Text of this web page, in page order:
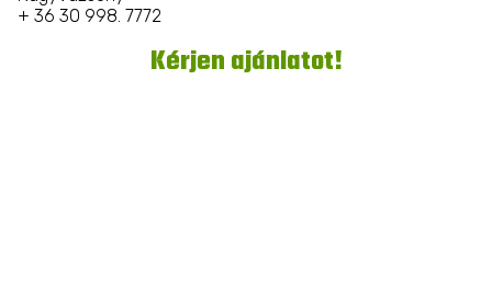
+ 36 30 998. 7772
Kérjen ajánlatot!